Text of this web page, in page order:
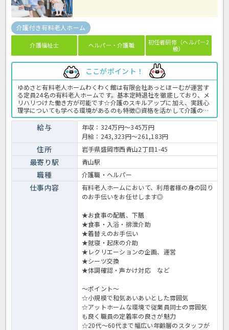
介護付き有料老人ホーム
介護福祉士 ヘルパー・介護職
初任者研修（ヘルパー2
級）
ここがポイント！
ゆめさと有料老人ホームわくわく館は有限会社あっとほーむが運営す
る定員24名の有料老人ホームです。基本定時退社を徹底しており、メ
リハリつけた働き方が可能です☆介護のスキルアップに加え、実践心
理学についても学べる環境があるのも特徴◎資格を活かして介護のプ
ロを目指したい方におすすめな求人です☆気になる方はお気軽にほっ
介護までお問い合わせください！有料老人ホームでの介護業務全般で
す。 ＜介護職 正職員 有料老人ホームの求人＞
給与
年収：324万円～345万円
月給：243,323円～261,183円
住所 岩手県盛岡市西青山2丁目1-45
最寄り駅 青山駅
職種 介護職・ヘルパー
仕事内容
有料老人ホームにおいて、利用者様の身の回り
のお手伝いをお任せします◎
★お食事の配膳、下膳
★食事・入浴・排泄介助
★着替えのお手伝い
★就寝・起床の介助
★レクリエーションの企画、運営
★シーツ交換
★体調確認・声かけ対応 など
～ポイント～
☆小規模で和気あいあいとした雰囲気
☆アットホームな環境で従業員同士の雰囲気
も良く職員の定着率の良さが魅力
☆20代～60代まで幅広い年齢層のスタッフが